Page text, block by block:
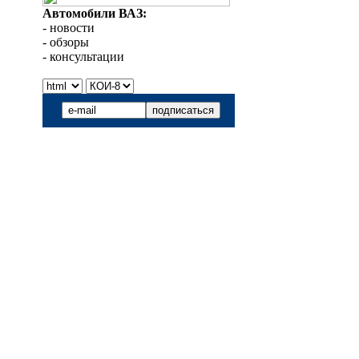
Автомобили ВАЗ:
- новости
- обзоры
- консультации